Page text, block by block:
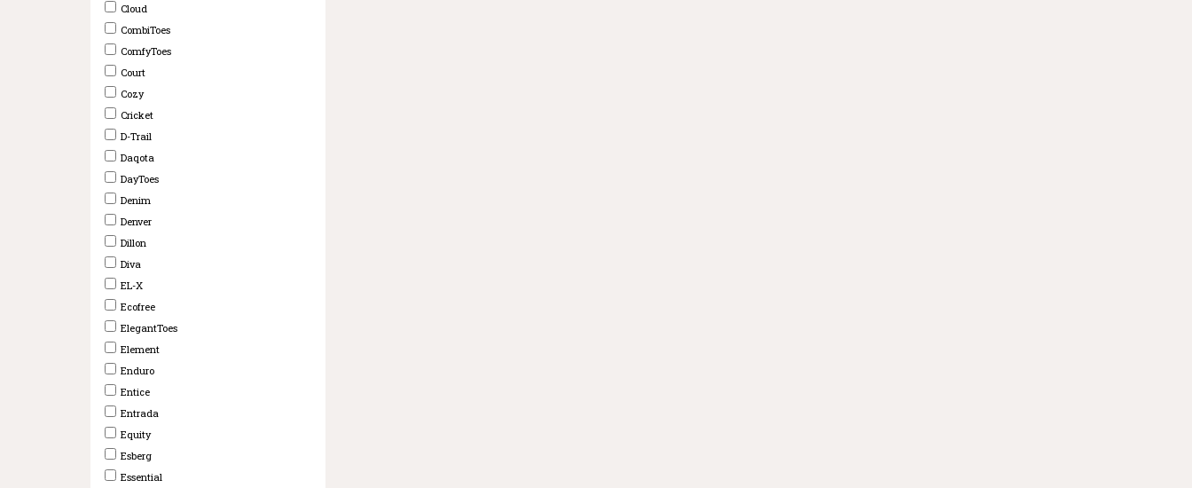
Cloud
CombiToes
ComfyToes
Court
Cozy
Cricket
D-Trail
Daqota
DayToes
Denim
Denver
Dillon
Diva
EL-X
Ecofree
ElegantToes
Element
Enduro
Entice
Entrada
Equity
Esberg
Essential